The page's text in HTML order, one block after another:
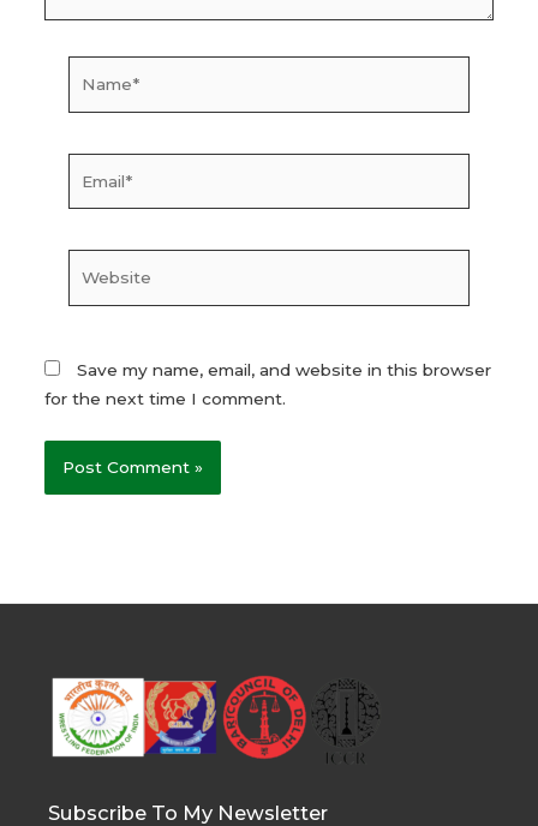
Save my name, email, and website in this browser
for the next time I comment.
Subscribe To My Newsletter